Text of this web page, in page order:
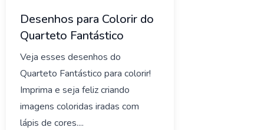
Desenhos para Colorir do
Quarteto Fantástico
Veja esses desenhos do
Quarteto Fantástico para colorir!
Imprima e seja feliz criando
imagens coloridas iradas com
lápis de cores....